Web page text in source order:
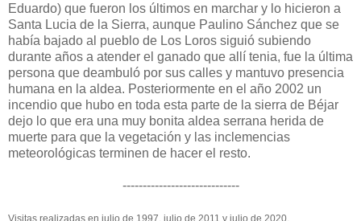
Eduardo) que fueron los últimos en marchar y lo hicieron a
Santa Lucia de la Sierra, aunque Paulino Sánchez que se
había bajado al pueblo de Los Loros siguió subiendo
durante años a atender el ganado que allí tenia, fue la última
persona que deambuló por sus calles y mantuvo presencia
humana en la aldea. Posteriormente en el año 2002 un
incendio que hubo en toda esta parte de la sierra de Béjar
dejo lo que era una muy bonita aldea serrana herida de
muerte para que la vegetación y las inclemencias
meteorológicas terminen de hacer el resto.
-----------------------------
Visitas realizadas en julio de 1997, julio de 2011 y julio de 2020.